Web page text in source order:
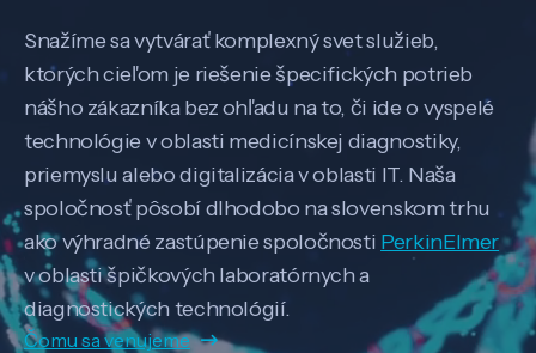
Snažíme sa vytvárať komplexný svet služieb,
ktorých cieľom je riešenie špecifických potrieb
nášho zákazníka bez ohľadu na to, či ide o vyspelé
technológie v oblasti medicínskej diagnostiky,
priemyslu alebo digitalizácia v oblasti IT. Naša
spoločnosť pôsobí dlhodobo na slovenskom trhu
ako výhradné zastúpenie spoločnosti PerkinElmer
v oblasti špičkových laboratórnych a
diagnostických technológií.
Čomu sa venujeme